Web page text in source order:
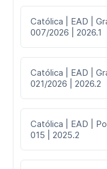
Católica | EAD |
007/2026 | 2026.1
Católica | EAD |
021/2026 | 2026.2
Católica | EAD |
015 | 2025.2